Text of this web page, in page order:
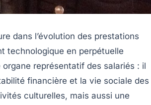
dans l’évolution des prestations
technologique en perpétuelle
organe représentatif des salariés : il
financière et la vie sociale des
culturelles, mais aussi une